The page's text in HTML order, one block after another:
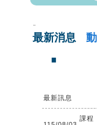
請
以
左
右
鍵
切
換
最新消息
·
最新訊息
課程